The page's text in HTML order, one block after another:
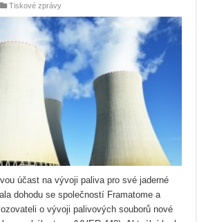
Tiskové zprávy
účast na vývoji paliva pro své jaderné
dohodu se společností Framatome a
o vývoji palivových souborů nové